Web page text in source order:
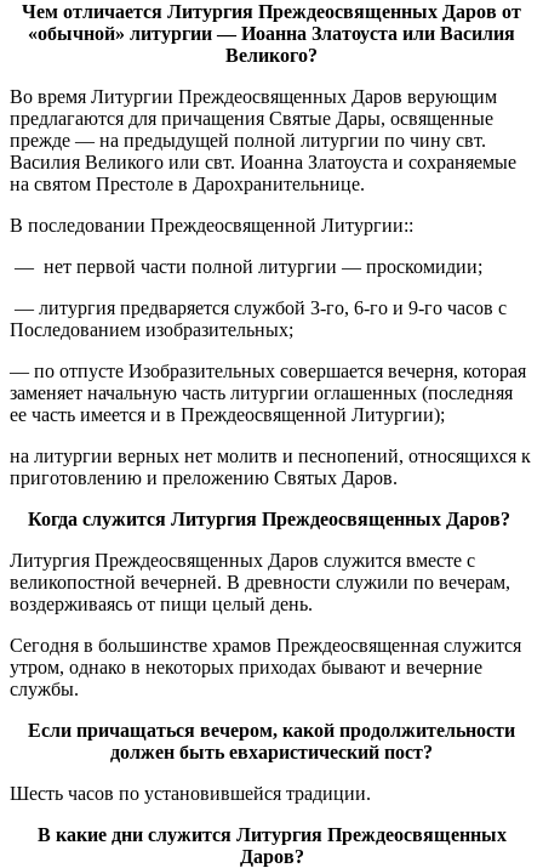
Чем отличается Литургия Преждеосвященных Даров от
«обычной» литургии — Иоанна Златоуста или Василия
Великого?
Во время Литургии Преждеосвященных Даров верующим
предлагаются для причащения Святые Дары, освященные
прежде — на предыдущей полной литургии по чину свт.
Василия Великого или свт. Иоанна Златоуста и сохраняемые
на святом Престоле в Дарохранительнице.
В последовании Преждеосвященной Литургии::
— нет первой части полной литургии — проскомидии;
— литургия предваряется службой 3-го, 6-го и 9-го часов с
Последованием изобразительных;
— по отпусте Изобразительных совершается вечерня, которая
заменяет начальную часть литургии оглашенных (последняя
ее часть имеется и в Преждеосвященной Литургии);
на литургии верных нет молитв и песнопений, относящихся к
приготовлению и преложению Святых Даров.
Когда служится Литургия Преждеосвященных Даров?
Литургия Преждеосвященных Даров служится вместе с
великопостной вечерней. В древности служили по вечерам,
воздерживаясь от пищи целый день.
Сегодня в большинстве храмов Преждеосвященная служится
утром, однако в некоторых приходах бывают и вечерние
службы.
Если причащаться вечером, какой продолжительности
должен быть евхаристический пост?
Шесть часов по установившейся традиции.
В какие дни служится Литургия Преждеосвященных
Даров?